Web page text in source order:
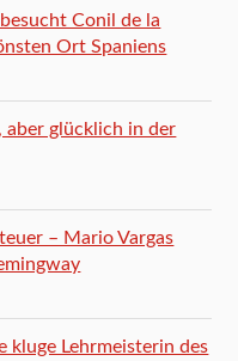
Conil de la
Ort Spaniens
aber glücklich in der
– Mario Vargas
kluge Lehrmeisterin des